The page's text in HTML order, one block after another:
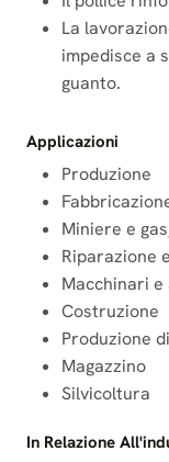
La
impedisce a
guanto.
Applicazioni
Produzione
Miniere e
Riparazione
Macchinari
Costruzione
Produzione
Magazzino
Silvicoltura
In Relazione